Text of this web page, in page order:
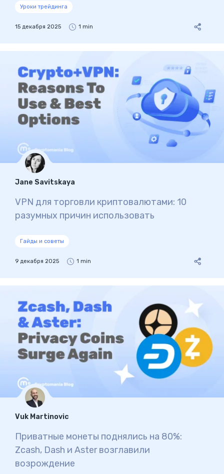
Уроки трейдинга
15 декабря 2025 1 min
Jane Savitskaya
VPN для торговли криптовалютами: 10
разумных причин использовать
Гайды и советы
9 декабря 2025 1 min
Vuk Martinovic
Приватные монеты поднялись на 80%:
Zcash, Dash и Aster возглавили
возрождение